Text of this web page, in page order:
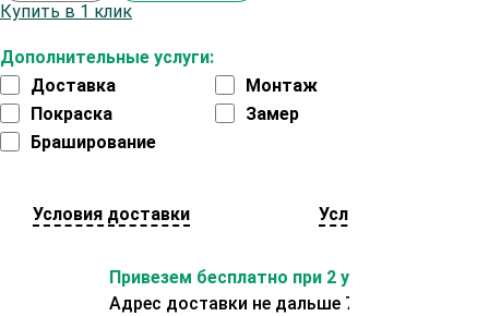
Дополнительные услуги:
Доставка
Монтаж
Покраска
Замер
Браширование
Купить в 1 клик
Условия доставки Условия оплаты
Привезем бесплатно при 2 условиях:
Адрес доставки не дальше 70 км от склада.